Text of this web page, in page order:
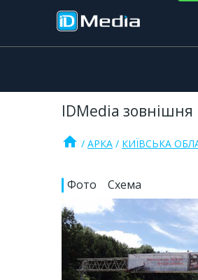
IDMedia зовнішня
home АРКА КИЇВСЬКА
Фото Схема